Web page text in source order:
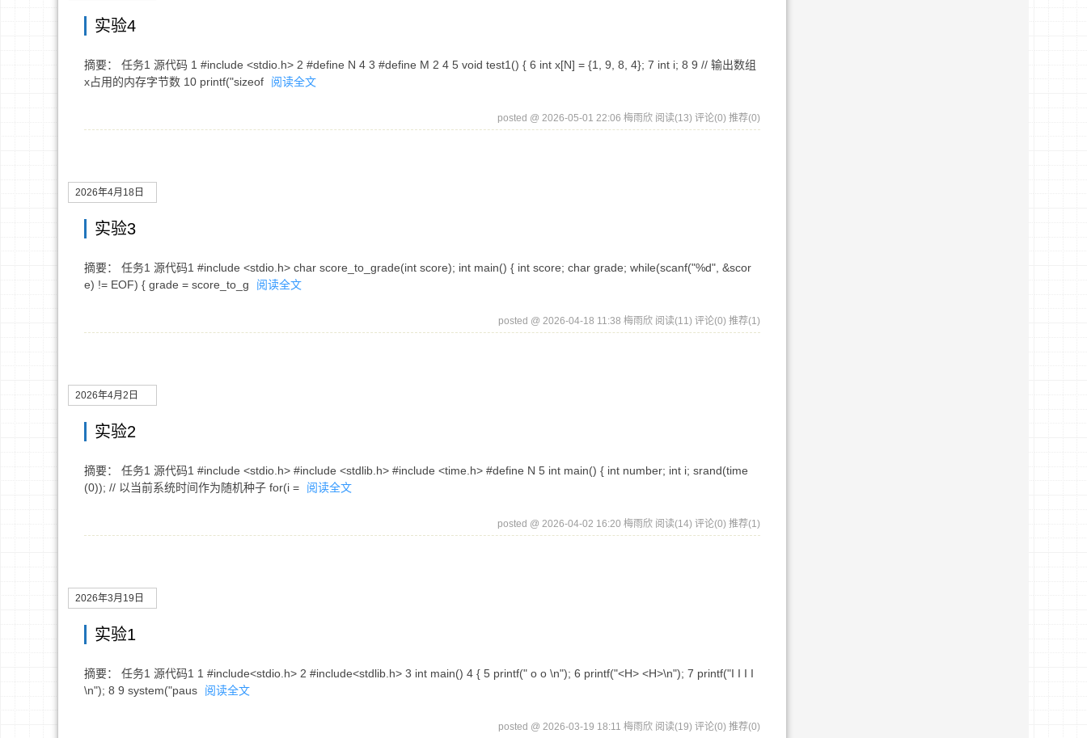
实验4
摘要： 任务1 源代码 1 #include <stdio.h> 2 #define N 4 3 #define M 2 4 5 void test1() { 6 int x[N] = {1, 9, 8, 4}; 7 int i; 8 9 // 输出数组
x占用的内存字节数 10 printf("sizeof
阅读全文
posted @ 2026-05-01 22:06 梅雨欣 阅读(13) 评论(0) 推荐(0)
2026年4月18日
实验3
摘要： 任务1 源代码1 #include <stdio.h> char score_to_grade(int score); int main() { int score; char grade; while(scanf("%d", &scor
e) != EOF) { grade = score_to_g
阅读全文
posted @ 2026-04-18 11:38 梅雨欣 阅读(11) 评论(0) 推荐(1)
2026年4月2日
实验2
摘要： 任务1 源代码1 #include <stdio.h> #include <stdlib.h> #include <time.h> #define N 5 int main() { int number; int i; srand(time
(0)); // 以当前系统时间作为随机种子 for(i =
阅读全文
posted @ 2026-04-02 16:20 梅雨欣 阅读(14) 评论(0) 推荐(1)
2026年3月19日
实验1
摘要： 任务1 源代码1 1 #include<stdio.h> 2 #include<stdlib.h> 3 int main() 4 { 5 printf(" o o \n"); 6 printf("<H> <H>\n"); 7 printf("I I I I
\n"); 8 9 system("paus
阅读全文
posted @ 2026-03-19 18:11 梅雨欣 阅读(19) 评论(0) 推荐(0)